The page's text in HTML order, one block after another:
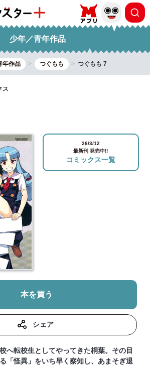
少年／青年作品
年作品 つぐもも つぐもも 7
ス
26/3/12
最新刊 発売中!!
コミックス一覧
本を買う
シェア
へ転校生としてやってきた桐葉。その目
「怪異」をいち早く察知し、あまそぎ退